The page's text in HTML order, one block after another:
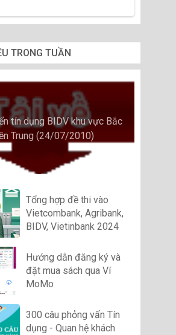
TRONG TUẦN
tín dụng BIDV khu vực Bắc
Trung (24/07/2010)
Tổng hợp đề thi vào
Vietcombank, Agribank,
BIDV, Vietinbank 2024
Hướng dẫn đăng ký và
đặt mua sách qua Ví
MoMo
300 câu phỏng vấn Tín
dụng - Quan hệ khách